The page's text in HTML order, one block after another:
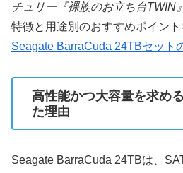
チュリー『裸族のお立ち台TWIN』
特徴と用途別のおすすめポイント
Seagate BarraCuda 24TBセット
高性能かつ大容量を求め
た理由
Seagate BarraCuda 24TBは、